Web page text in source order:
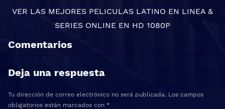
VER LAS MEJORES PELICULAS LATINO EN LINEA &
SERIES ONLINE EN HD 1080P
Comentarios
Deja una respuesta
Tu dirección de correo electrónico no será publicada. Los campos
obligatorios están marcados con *